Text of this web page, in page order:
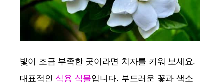
빛이 조금 부족한 곳이라면 치자를 키워 보세요.
대표적인 식용 식물입니다. 부드러운 꽃과 색소